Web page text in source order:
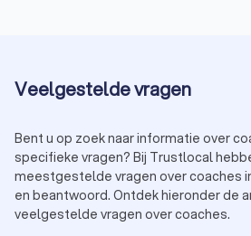
Veelgestelde vragen
Bent u op zoek naar informatie over
specifieke vragen? Bij Trustlocal
meestgestelde vragen over coaches
en beantwoord. Ontdek hieronder de
veelgestelde vragen over coaches.